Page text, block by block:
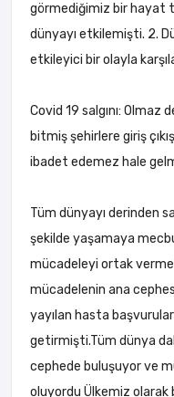
görmediğimiz bir hayat
dünyayı etkilemişti. 2.
etkileyici bir olayla
Covid 19 salgını:
bitmiş şehirlere giriş
ibadet edemez hale
Tüm dünyayı derinden
şekilde yaşamaya
mücadeleyi ortak
mücadelenin ana
yayılan hasta
getirmişti.Tüm dünya
cephede buluşuyor ve
oluyordu Ülkemiz olarak